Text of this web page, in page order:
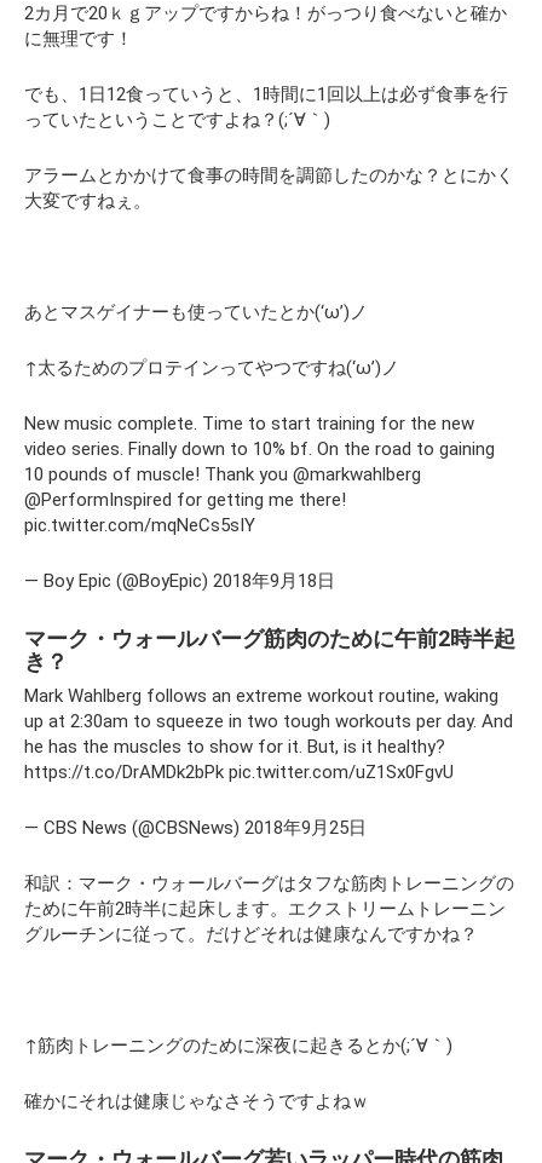
2カ月で20ｋｇアップですからね！がっつり食べないと確か
に無理です！
でも、1日12食っていうと、1時間に1回以上は必ず食事を行
っていたということですよね？(;´∀｀)
アラームとかかけて食事の時間を調節したのかな？とにかく
大変ですねぇ。
あとマスゲイナーも使っていたとか(‘ω’)ノ
↑太るためのプロテインってやつですね(‘ω’)ノ
New music complete. Time to start training for the new
video series. Finally down to 10% bf. On the road to gaining
10 pounds of muscle! Thank you @markwahlberg
@PerformInspired for getting me there!
pic.twitter.com/mqNeCs5sIY
— Boy Epic (@BoyEpic) 2018年9月18日
マーク・ウォールバーグ筋肉のために午前2時半起
き？
Mark Wahlberg follows an extreme workout routine, waking
up at 2:30am to squeeze in two tough workouts per day. And
he has the muscles to show for it. But, is it healthy?
https://t.co/DrAMDk2bPk pic.twitter.com/uZ1Sx0FgvU
— CBS News (@CBSNews) 2018年9月25日
和訳：マーク・ウォールバーグはタフな筋肉トレーニングの
ために午前2時半に起床します。エクストリームトレーニン
グルーチンに従って。だけどそれは健康なんですかね？
↑筋肉トレーニングのために深夜に起きるとか(;´∀｀)
確かにそれは健康じゃなさそうですよねｗ